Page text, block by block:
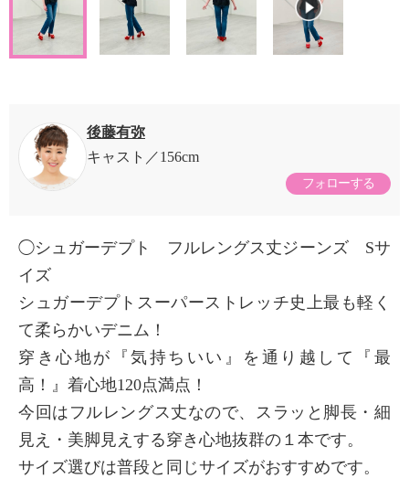
後藤有弥
キャスト
156cm
フォローする
◯シュガーデプト フルレングス丈ジーンズ Sサ
イズ
シュガーデプトスーパーストレッチ史上最も軽く
て柔らかいデニム！
穿き心地が『気持ちいい』を通り越して『最
高！』着心地120点満点！
今回はフルレングス丈なので、スラッと脚長・細
見え・美脚見えする穿き心地抜群の１本です。
サイズ選びは普段と同じサイズがおすすめです。